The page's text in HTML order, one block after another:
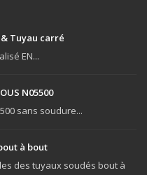
Tuyau carré
EN...
N05500
sans soudure...
à bout
des tuyaux soudés bout à